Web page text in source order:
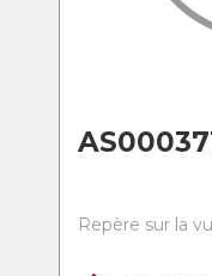
Repère sur la